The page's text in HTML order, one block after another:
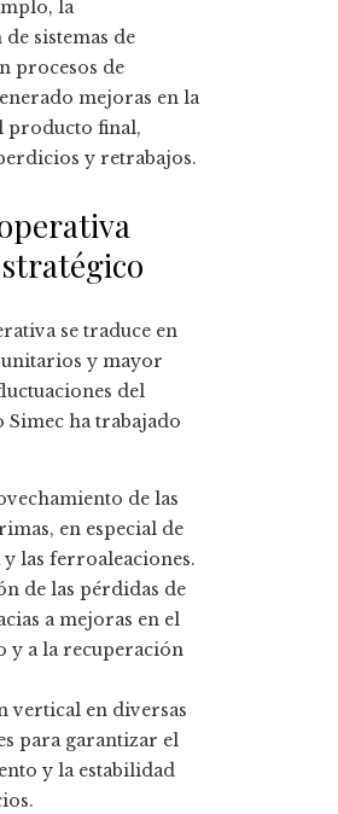
la
sistemas de
procesos de
mejoras en la
final,
y retrabajos.
se traduce en
y mayor
del
ha trabajado
de las
en especial de
las ferroaleaciones.
de las pérdidas de
a mejoras en el
y a la recuperación
vertical en diversas
para garantizar el
y la estabilidad